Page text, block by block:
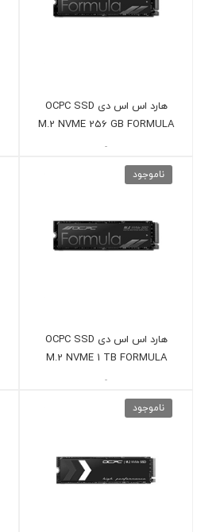
هارد اس اس دی OCPC SSD
M.2 NVME 256 GB FORMULA
-
ناموجود
هارد اس اس دی OCPC SSD
M.2 NVME 1 TB FORMULA
-
ناموجود